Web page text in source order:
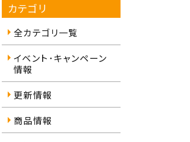
カテゴリ
全カテゴリ一覧
イベント･キャンペーン
情報
更新情報
商品情報